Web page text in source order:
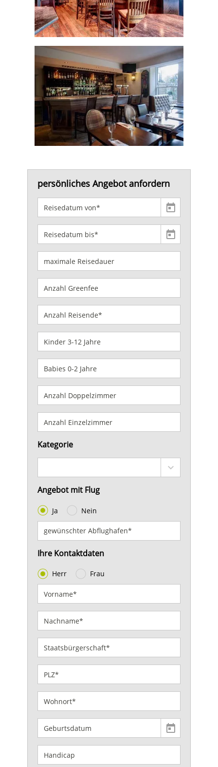
persönliches Angebot anfordern
Kategorie
Angebot mit Flug
Ja Nein
Ihre Kontaktdaten
Herr Frau